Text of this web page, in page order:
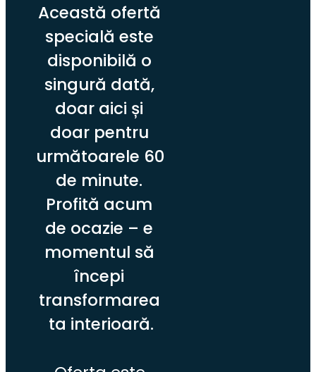
Această ofertă
specială este
disponibilă o
singură dată,
doar aici și
doar pentru
următoarele 60
de minute.
Profită acum
de ocazie – e
momentul să
începi
transformarea
ta interioară.